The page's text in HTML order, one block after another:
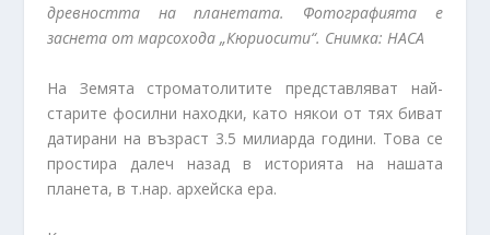
древността на планетата. Фотографията е
заснета от марсохода „Кюриосити“. Снимка: НАСА
На Земята строматолитите представляват най-
старите фосилни находки, като някои от тях биват
датирани на възраст 3.5 милиарда години. Това се
простира далеч назад в историята на нашата
планета, в т.нар. архейска ера.